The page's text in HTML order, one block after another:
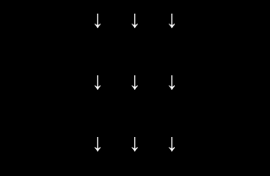
↓ ↓ ↓
↓ ↓ ↓
↓ ↓ ↓